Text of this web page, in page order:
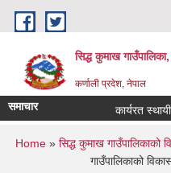
Skip to main content
सिद्ध कुमाख
कर्णाली प्रदेश, नेपाल
समाचार कार्यरत स्थायी
You are here
Home » सिद्ध कुमाख गाउँपालिकाको
गाउँपालिकाको